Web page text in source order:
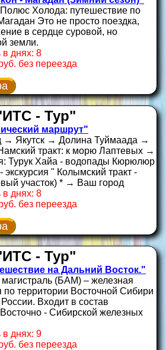
Холода: путешествие по
Это не просто поездка,
в сердце суровой, но
земли.
в днях: 8
без переезда
- Тур"
маршрут"
→ Якутск → Долина Туймаада →
тракт: к морю Лаптевых →
Турук Хайа - водопады Кюрюлюр
" Колымский тракт -
участок) * → Ваш город
в днях: 8
без переезда
- Тур"
на Дальний Восток."
(БАМ) – железная
по территории Восточной Сибири
Входит в состав
- Сибирской железных
в днях: 9
без переезда